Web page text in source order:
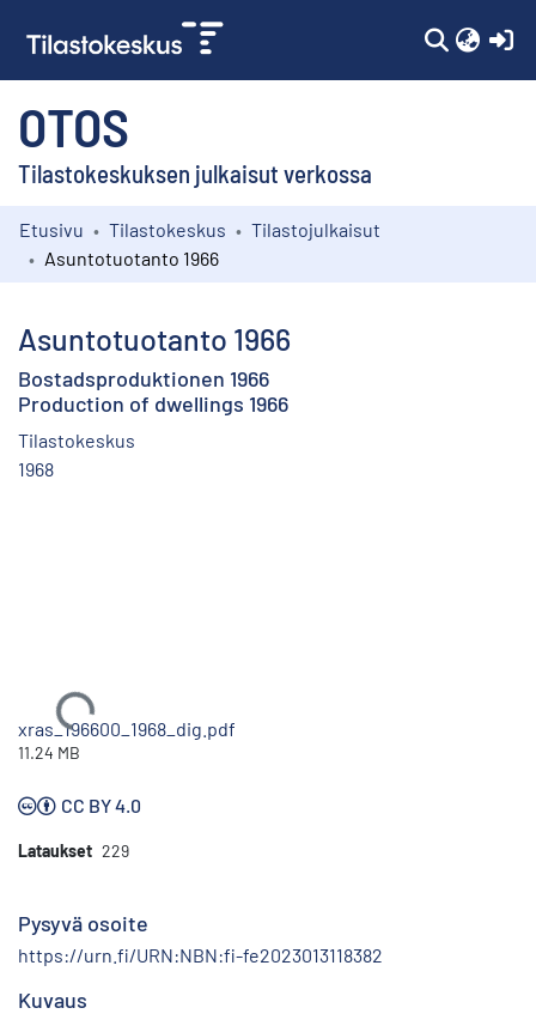
OTOS
Tilastokeskuksen julkaisut verkossa
Kokoelmat
Etusivu Tilastokeskus
Tilastojulkaisut
Asuntotuotanto 1966
Asuntotuotanto 1966
Bostadsproduktionen 1966
Production of dwellings 1966
Tilastokeskus
1968
Ladataan...
xras_196600_1968_dig.pdf
11.24 MB
CC BY 4.0
Lataukset 229
Pysyvä osoite
https://urn.fi/URN:NBN:fi-fe2023013118382
Kuvaus